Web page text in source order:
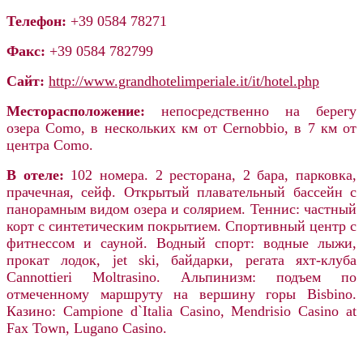
Телефон: +39 0584 78271
Факс: +39 0584 782799
Сайт: http://www.grandhotelimperiale.it/it/hotel.php
Месторасположение: непосредственно на берегу
озера Como, в нескольких км от Cernobbio, в 7 км от
центра Como.
В отеле: 102 номера. 2 ресторана, 2 бара, парковка,
прачечная,сейф. Открытый плавательный бассейн с
панорамным видом озера и солярием. Теннис: частный
корт с синтетическим покрытием. Спортивный центр с
фитнессом и сауной. Водный спорт: водные лыжи,
прокат лодок, jet ski, байдарки, регата яхт-клуба
Cannottieri Moltrasino. Альпинизм: подъем по
отмеченному маршруту на вершину горы Bisbino.
Казино: Campione d`Italia Casino, Mendrisio Casino at
Fax Town, Lugano Casino.